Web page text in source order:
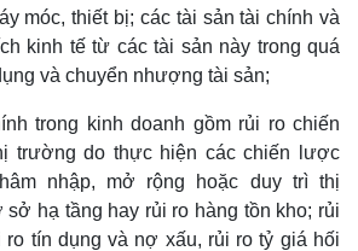
móc, thiết bị; các tài sản tài chính và
kinh tế từ các tài sản này trong quá
và chuyển nhượng tài sản;
trong kinh doanh gồm rủi ro chiến
trường do thực hiện các chiến lược
nhập, mở rộng hoặc duy trì thị
hạ tầng hay rủi ro hàng tồn kho; rủi
tín dụng và nợ xấu, rủi ro tỷ giá hối